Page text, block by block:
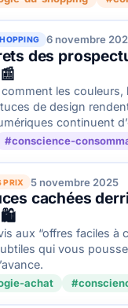
6 novembre
des
les
de design
continuent
#conscience-
PRIX 5 novembre 2025
cachées
🛍️
aux “offres faciles
qui vous
achat